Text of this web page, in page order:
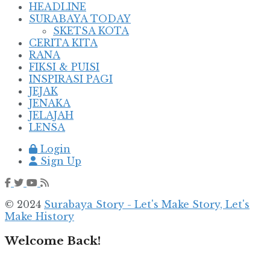
HEADLINE
SURABAYA TODAY
SKETSA KOTA
CERITA KITA
RANA
FIKSI & PUISI
INSPIRASI PAGI
JEJAK
JENAKA
JELAJAH
LENSA
Login
Sign Up
© 2024 Surabaya Story - Let's Make Story, Let's
Make History
Welcome Back!